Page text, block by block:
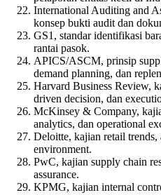
International Auditing and
konsep bukti audit dan
GS1, standar identifikasi
rantai pasok.
APICS/ASCM, prinsip
demand planning, dan
Harvard Business Review,
driven decision, dan
McKinsey & Company,
analytics, dan operational
Deloitte, kajian retail
environment.
PwC, kajian supply chain
assurance.
KPMG, kajian internal